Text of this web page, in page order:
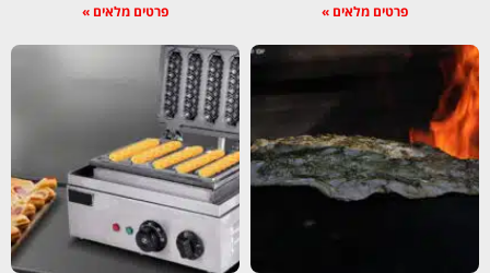
פרטים מלאים » פרטים מלאים »